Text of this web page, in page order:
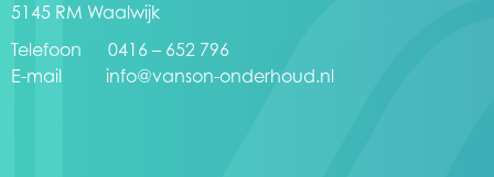
5145 RM Waalwijk
Telefoon 0416 – 652 796
E-mail info@vanson-onderhoud.nl